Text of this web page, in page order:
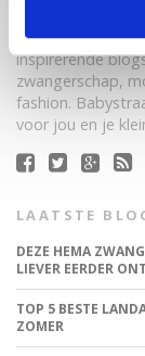
Babystraatje.nl
jonge moeders.
inspirerende
zwangerschap,
fashion.
voor jou en je
LAATSTE
DEZE HEMA
LIEVER EERDER
TOP 5 BESTE
ZOMER